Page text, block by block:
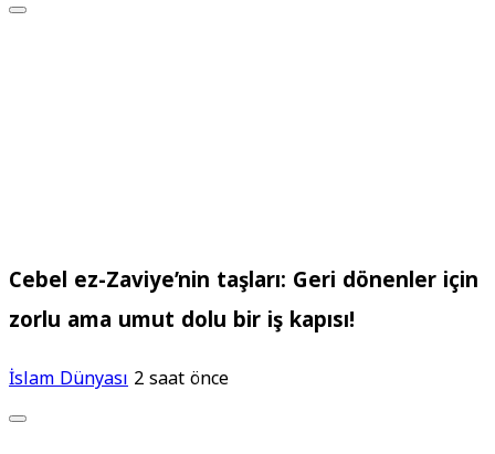
Cebel ez-Zaviye’nin taşları: Geri dönenler için
zorlu ama umut dolu bir iş kapısı!
İslam Dünyası2 saat önce